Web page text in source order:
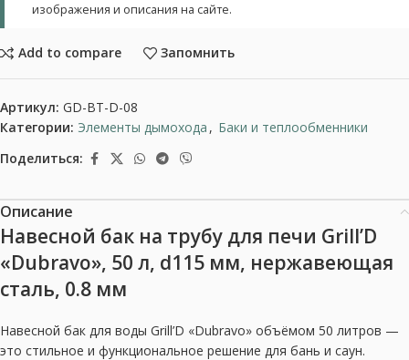
изображения и описания на сайте.
Add to compare Запомнить
Артикул: GD-BT-D-08
Категории: Элементы дымохода , Баки и теплообменники
Поделиться:
Описание
Навесной бак на трубу для печи Grill’D
«Dubravo», 50 л, d115 мм, нержавеющая
сталь, 0.8 мм
Навесной бак для воды Grill’D «Dubravo» объёмом 50 литров —
это стильное и функциональное решение для бань и саун.